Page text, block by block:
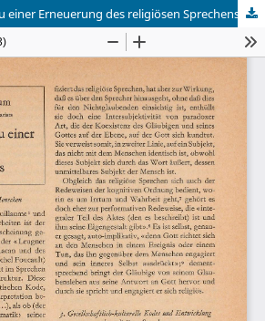
einer Erneuerung des religiösen Sprechens